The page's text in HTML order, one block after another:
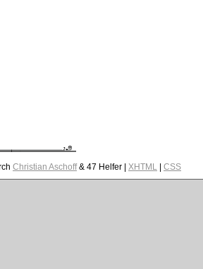
Christian Aschoff& 47 Helfer | XHTML| CSS